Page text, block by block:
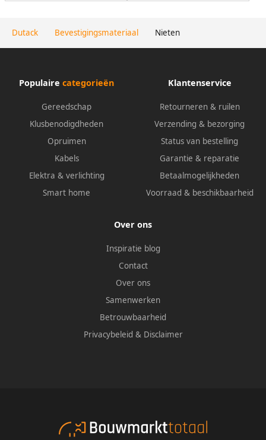
Dutack Bevestigingsmateriaal Nieten
Populaire categorieën
Gereedschap
Klusbenodigdheden
Opruimen
Kabels
Elektra & verlichting
Smart home
Klantenservice
Retourneren & ruilen
Verzending & bezorging
Status van bestelling
Garantie & reparatie
Betaalmogelijkheden
Voorraad & beschikbaarheid
Over ons
Inspiratie blog
Contact
Over ons
Samenwerken
Betrouwbaarheid
Privacybeleid & Disclaimer